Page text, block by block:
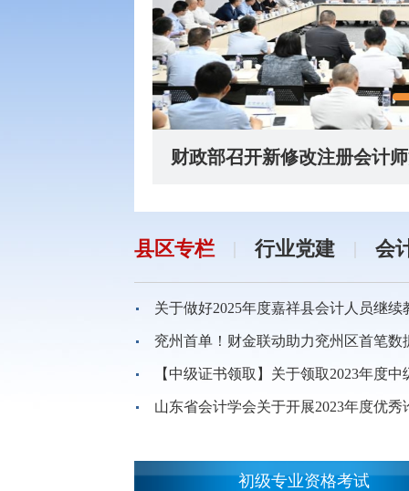
财政部召开新修改注册会计
县区专栏 | 行业党建 | 会
关于做好2025年度嘉祥县会计人员继续
兖州首单！财金联动助力兖州区首笔数
【中级证书领取】关于领取2023年度
山东省会计学会关于开展2023年度优秀
党建引领强根基 专业赋能提质效——
初级专业资格考试